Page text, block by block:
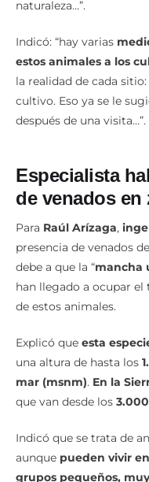
naturaleza…”.
Indicó: “hay varias
estos animales a los
la realidad de cada
cultivo. Eso ya se le
después de una visita…”.
Especialista
de venados
Para Raúl Arízaga,
presencia de venados
debe a que la “mancha
han llegado a ocupar
de estos animales.
Explicó que esta
una altura de hasta los
mar (msnm). En la
que van desde los
Indicó que se trata de
aunque pueden vivir
grupos pequeños,